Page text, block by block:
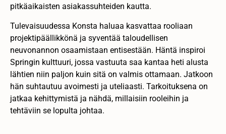
pitkäaikaisten asiakassuhteiden kautta.
Tulevaisuudessa Konsta haluaa kasvattaa rooliaan
projektipäällikkönä ja syventää taloudellisen
neuvonannon osaamistaan entisestään. Häntä inspiroi
Springin kulttuuri, jossa vastuuta saa kantaa heti alusta
lähtien niin paljon kuin sitä on valmis ottamaan. Jatkoon
hän suhtautuu avoimesti ja uteliaasti. Tarkoituksena on
jatkaa kehittymistä ja nähdä, millaisiin rooleihin ja
tehtäviin se lopulta johtaa.